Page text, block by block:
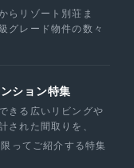
らリゾート別荘ま
グレード物件の数々
ション特集
きる広いリビングや
された間取りを、
ってご紹介する特集